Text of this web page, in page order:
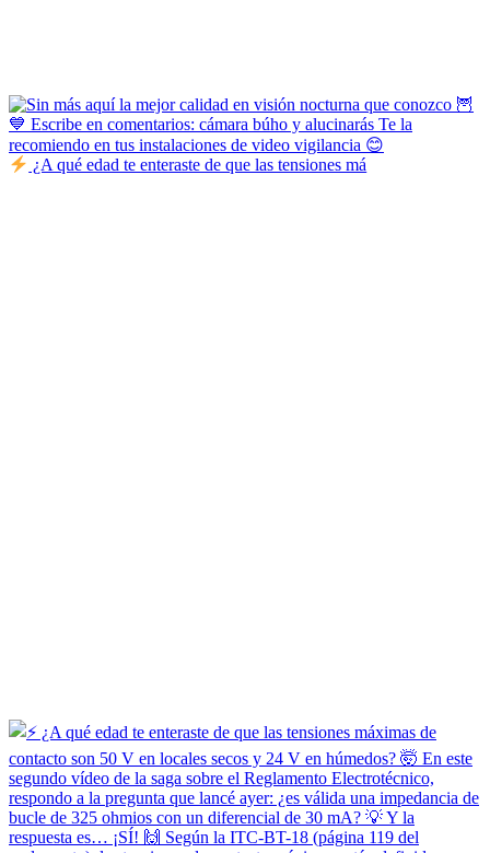
¿A qué edad te enteraste de que las tensiones má